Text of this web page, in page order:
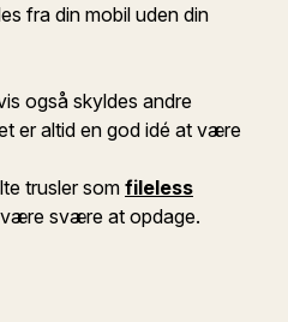
fra din mobil uden din
også skyldes andre
er altid en god idé at være
trusler som fileless
svære at opdage.